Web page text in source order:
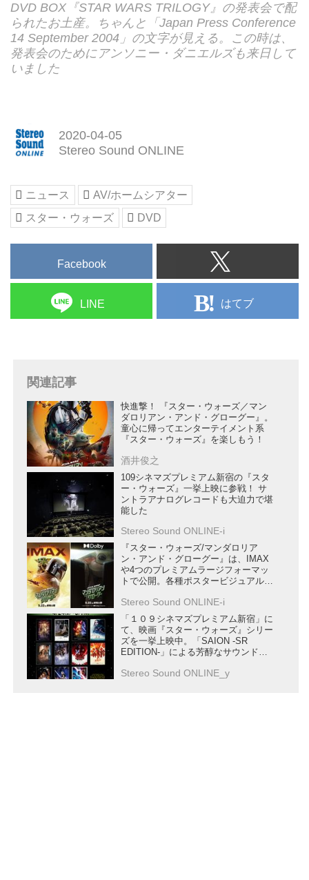
DVD BOX『STAR WARS TRILOGY』の発表会で配
られたお土産。ちゃんと「Japan Press Conference
14 September 2004」の文字が見える。この時は、
発表会のためにアンソニー・ダニエルズも来日して
いました
2020-04-05
Stereo Sound ONLINE
ニュース
AV/ホームシアター
スター・ウォーズ
DVD
Facebook
LINE はてブ
関連記事
快進撃！ 『スター・ウォーズ／マン
ダロリアン・アンド・グローグー』。
童心に帰ってエンターテイメント系
『スター・ウォーズ』を楽しもう！
酒井俊之
109シネマズプレミアム新宿の『スタ
ー・ウォーズ』一挙上映に参戦！ サ
ントラアナログレコードも大迫力で堪
能した
Stereo Sound ONLINE-i
『スター・ウォーズ/マンダロリア
ン・アンド・グローグー』は、IMAX
や4つのプレミアムラージフォーマッ
トで公開。各種ポスタービジュアルも
Stereo Sound ONLINE-i
「１０９シネマズプレミアム新宿」に
て、映画『スター・ウォーズ』シリー
ズを一挙上映中。「SAION -SR
EDITION-」による芳醇なサウンド
Stereo Sound ONLINE_y